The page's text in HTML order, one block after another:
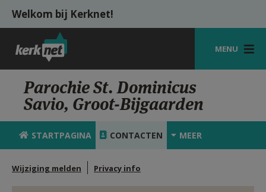
Overslaan en naar de inhoud gaan
Welkom bij Kerknet!
MENU
STARTPAGINA
KERK
VIERINGEN
Parochie St. Dominicus
Savio, Groot-Bijgaarden
STARTPAGINA CONTACTEN MEER
Wijziging melden Privacy info